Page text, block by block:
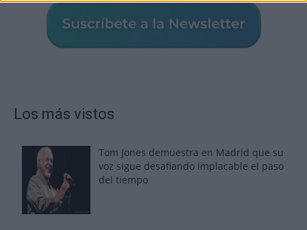
Los más vistos
Tom Jones demuestra en Madrid que su
voz sigue desafiando implacable el paso
del tiempo